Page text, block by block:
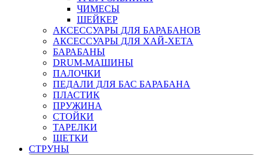
ЧИМЕСЫ
ШЕЙКЕР
АКСЕССУАРЫ ДЛЯ БАРАБАНОВ
АКСЕССУАРЫ ДЛЯ ХАЙ-ХЕТА
БАРАБАНЫ
DRUM-МАШИНЫ
ПАЛОЧКИ
ПЕДАЛИ ДЛЯ БАС БАРАБАНА
ПЛАСТИК
ПРУЖИНА
СТОЙКИ
ТАРЕЛКИ
ЩЕТКИ
СТРУНЫ